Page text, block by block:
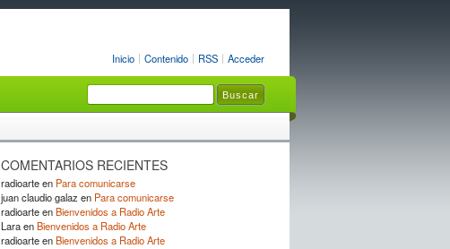
Inicio Contenido RSS Acceder
COMENTARIOS RECIENTES
radioarteen Para comunicarse
juan claudio galaz en Para comunicarse
radioarteenBienvenidos a Radio Arte
LaraenBienvenidos a Radio Arte
radioarteenBienvenidos a Radio Arte